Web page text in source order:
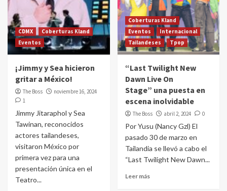
CDMX
Coberturas Kland
Eventos
¡Jimmy y Sea hicieron
gritar a México!
The Boss
noviembre 16, 2024
1
Jimmy Jitaraphol y Sea
Tawinan, reconocidos
actores tailandeses,
visitaron México por
primera vez para una
presentación única en el
Teatro...
Coberturas Kland
Eventos
Internacional
Tailandeses
Tpop
“Last Twilight New
Dawn Live On
Stage” una puesta en
escena inolvidable
The Boss abril 2, 2024 0
Por Yusu (Nancy Gzl) El
pasado 30 de marzo en
Tailandia se llevó a cabo el
“Last Twilight New Dawn...
Leer más